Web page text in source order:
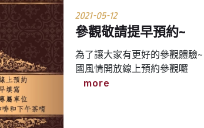
2021-05-12
參觀敬請提早預約~
為了讓大家有更好的參觀體驗​
國風情開放線上預約參觀囉
more